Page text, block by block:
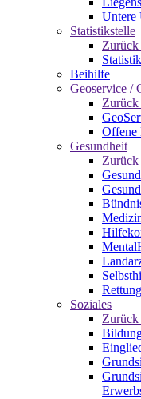
Untere
Statistikstelle
Zurück
Statistik
Beihilfe
Geoservice /
Zurück
Offene
Gesundheit
Zurück
Soziales
Zurück